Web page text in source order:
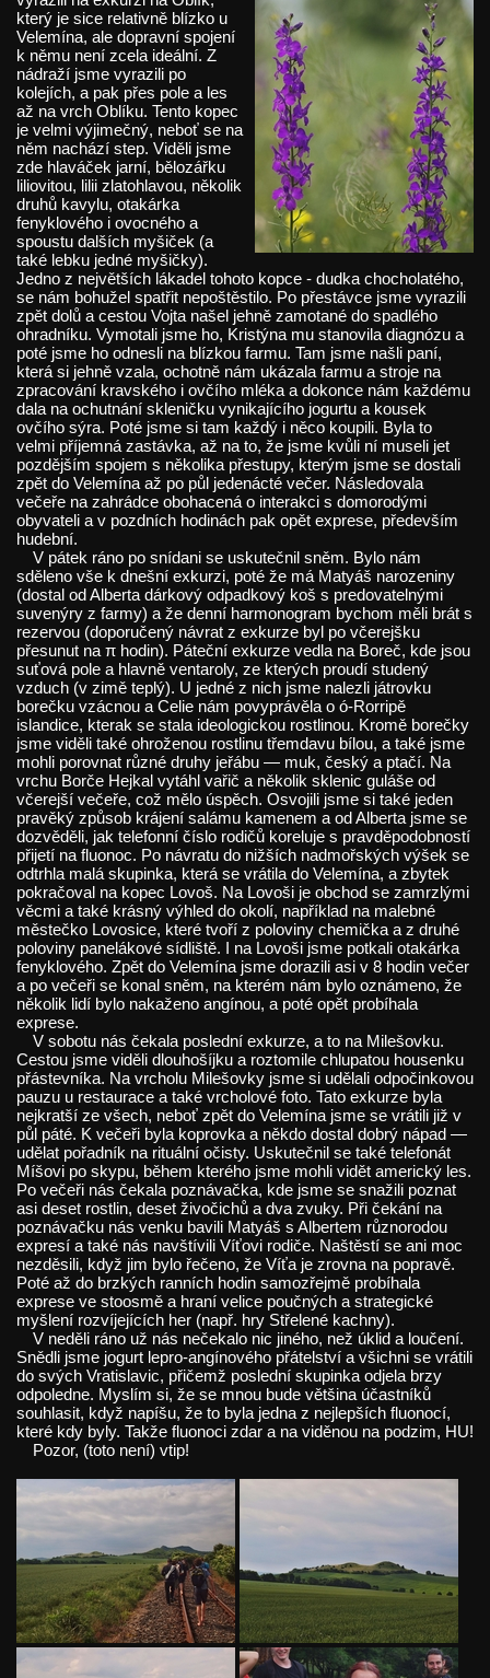
který je sice relativně blízko u
Velemína, ale dopravní spojení
k němu není zcela ideální. Z
nádraží jsme vyrazili po
kolejích, a pak přes pole a les
až na vrch Oblíku. Tento kopec
je velmi výjimečný, neboť se na
něm nachází step. Viděli jsme
zde hlaváček jarní, bělozářku
liliovitou, lilii zlatohlavou, několik
druhů kavylu, otakárka
fenyklového i ovocného a
spoustu dalších myšiček (a
také lebku jedné myšičky).
Jedno z největších lákadel tohoto kopce - dudka chocholatého,
se nám bohužel spatřit nepoštěstilo. Po přestávce jsme vyrazili
zpět dolů a cestou Vojta našel jehně zamotané do spadlého
ohradníku. Vymotali jsme ho, Kristýna mu stanovila diagnózu a
poté jsme ho odnesli na blízkou farmu. Tam jsme našli paní,
která si jehně vzala, ochotně nám ukázala farmu a stroje na
zpracování kravského i ovčího mléka a dokonce nám každému
dala na ochutnání skleničku vynikajícího jogurtu a kousek
ovčího sýra. Poté jsme si tam každý i něco koupili. Byla to
velmi příjemná zastávka, až na to, že jsme kvůli ní museli jet
pozdějším spojem s několika přestupy, kterým jsme se dostali
zpět do Velemína až po půl jedenácté večer. Následovala
večeře na zahrádce obohacená o interakci s domorodými
obyvateli a v pozdních hodinách pak opět exprese, především
hudební.
V pátek ráno po snídani se uskutečnil sněm. Bylo nám
sděleno vše k dnešní exkurzi, poté že má Matyáš narozeniny
(dostal od Alberta dárkový odpadkový koš s predovatelnými
suvenýry z farmy) a že denní harmonogram bychom měli brát s
rezervou (doporučený návrat z exkurze byl po včerejšku
přesunut na π hodin). Páteční exkurze vedla na Boreč, kde jsou
suťová pole a hlavně ventaroly, ze kterých proudí studený
vzduch (v zimě teplý). U jedné z nich jsme nalezli játrovku
borečku vzácnou a Celie nám povyprávěla o ó-Rorripě
islandice, kterak se stala ideologickou rostlinou. Kromě borečky
jsme viděli také ohroženou rostlinu třemdavu bílou, a také jsme
mohli porovnat různé druhy jeřábu — muk, český a ptačí. Na
vrchu Borče Hejkal vytáhl vařič a několik sklenic guláše od
včerejší večeře, což mělo úspěch. Osvojili jsme si také jeden
pravěký způsob krájení salámu kamenem a od Alberta jsme se
dozvěděli, jak telefonní číslo rodičů koreluje s pravděpodobností
přijetí na fluonoc. Po návratu do nižších nadmořských výšek se
odtrhla malá skupinka, která se vrátila do Velemína, a zbytek
pokračoval na kopec Lovoš. Na Lovoši je obchod se zamrzlými
věcmi a také krásný výhled do okolí, například na malebné
městečko Lovosice, které tvoří z poloviny chemička a z druhé
poloviny panelákové sídliště. I na Lovoši jsme potkali otakárka
fenyklového. Zpět do Velemína jsme dorazili asi v 8 hodin večer
a po večeři se konal sněm, na kterém nám bylo oznámeno, že
několik lidí bylo nakaženo angínou, a poté opět probíhala
exprese.
V sobotu nás čekala poslední exkurze, a to na Milešovku.
Cestou jsme viděli dlouhošíjku a roztomile chlupatou housenku
přástevníka. Na vrcholu Milešovky jsme si udělali odpočinkovou
pauzu u restaurace a také vrcholové foto. Tato exkurze byla
nejkratší ze všech, neboť zpět do Velemína jsme se vrátili již v
půl páté. K večeři byla koprovka a někdo dostal dobrý nápad —
udělat pořadník na rituální očisty. Uskutečnil se také telefonát
Míšovi po skypu, během kterého jsme mohli vidět americký les.
Po večeři nás čekala poznávačka, kde jsme se snažili poznat
asi deset rostlin, deset živočichů a dva zvuky. Při čekání na
poznávačku nás venku bavili Matyáš s Albertem různorodou
expresí a také nás navštívili Víťovi rodiče. Naštěstí se ani moc
nezděsili, když jim bylo řečeno, že Víťa je zrovna na popravě.
Poté až do brzkých ranních hodin samozřejmě probíhala
exprese ve stoosmě a hraní velice poučných a strategické
myšlení rozvíjejících her (např. hry Střelené kachny).
V neděli ráno už nás nečekalo nic jiného, než úklid a loučení.
Snědli jsme jogurt lepro-angínového přátelství a všichni se vrátili
do svých Vratislavic, přičemž poslední skupinka odjela brzy
odpoledne. Myslím si, že se mnou bude většina účastníků
souhlasit, když napíšu, že to byla jedna z nejlepších fluonocí,
které kdy byly. Takže fluonoci zdar a na viděnou na podzim, HU!
Pozor, (toto není) vtip!